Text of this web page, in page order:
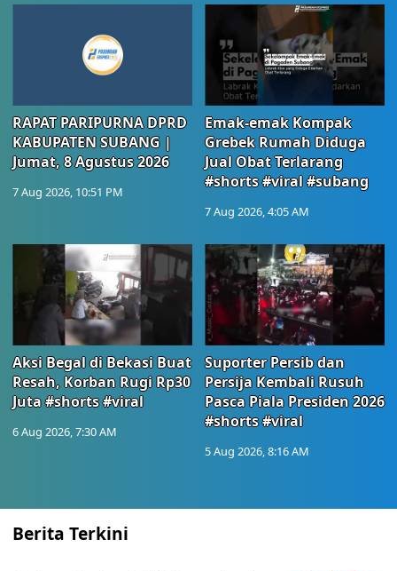
RAPAT PARIPURNA DPRD
KABUPATEN SUBANG |
Jumat, 8 Agustus 2026
7 Aug 2026, 10:51 PM
Emak-emak Kompak
Grebek Rumah Diduga
Jual Obat Terlarang
#shorts #viral #subang
7 Aug 2026, 4:05 AM
Aksi Begal di Bekasi Buat
Resah, Korban Rugi Rp30
Juta #shorts #viral
6 Aug 2026, 7:30 AM
Suporter Persib dan
Persija Kembali Rusuh
Pasca Piala Presiden 2026
#shorts #viral
5 Aug 2026, 8:16 AM
Berita Terkini